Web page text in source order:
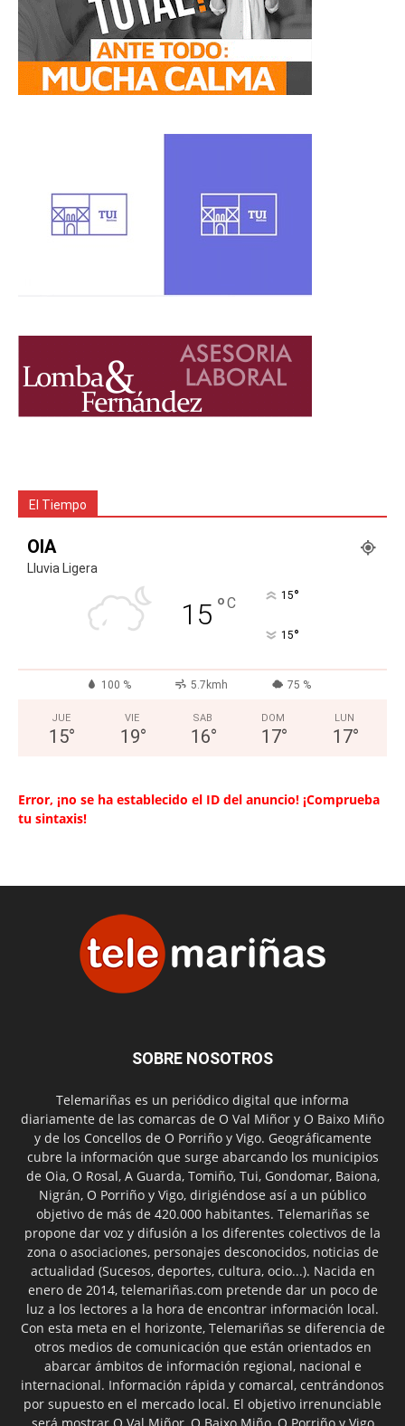
El Tiempo
OIA
Lluvia Ligera
15 °C 15°
15°
100 % 5.7kmh 75 %
JUE
15°
VIE
19°
SAB
16°
DOM
17°
LUN
17°
Error, ¡no se ha establecido el ID del anuncio! ¡Comprueba
tu sintaxis!
SOBRE NOSOTROS
Telemariñas es un periódico digital que informa
diariamente de las comarcas de O Val Miñor y O Baixo Miño
y de los Concellos de O Porriño y Vigo. Geográficamente
cubre la información que surge abarcando los municipios
de Oia, O Rosal, A Guarda, Tomiño, Tui, Gondomar, Baiona,
Nigrán, O Porriño y Vigo, dirigiéndose así a un público
objetivo de más de 420.000 habitantes. Telemariñas se
propone dar voz y difusión a los diferentes colectivos de la
zona o asociaciones, personajes desconocidos, noticias de
actualidad (Sucesos, deportes, cultura, ocio...). Nacida en
enero de 2014, telemariñas.com pretende dar un poco de
luz a los lectores a la hora de encontrar información local.
Con esta meta en el horizonte, Telemariñas se diferencia de
otros medios de comunicación que están orientados en
abarcar ámbitos de información regional, nacional e
internacional. Información rápida y comarcal, centrándonos
por supuesto en el mercado local. El objetivo irrenunciable
será mostrar O Val Miñor, O Baixo Miño, O Porriño y Vigo